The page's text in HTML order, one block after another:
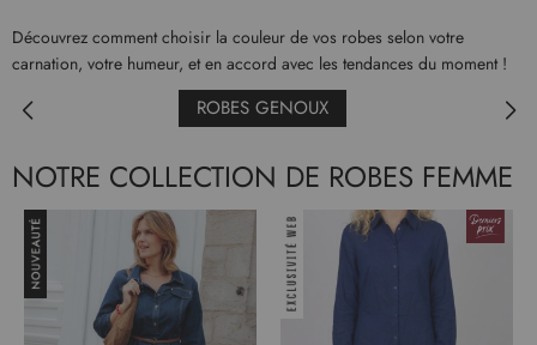
Découvrez comment choisir la couleur de vos robes selon votre
carnation, votre humeur, et en accord avec les tendances du moment !
ROBES GENOUX
NOTRE COLLECTION DE ROBES FEMME